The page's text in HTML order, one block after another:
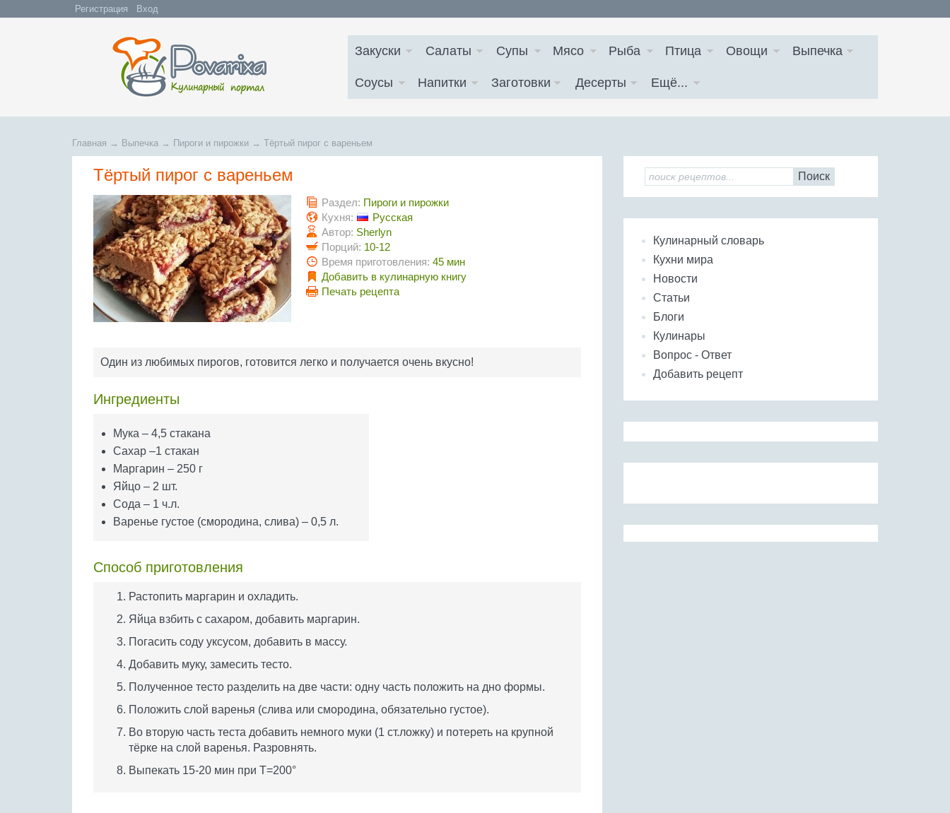
Регистрация Вход
Закуски Салаты Супы Мясо Рыба Птица Овощи Выпечка
Соусы Напитки Заготовки Десерты Ещё...
Главная → Выпечка → Пироги и пирожки → Тёртый пирог с вареньем
Тёртый пирог с вареньем
Раздел: Пироги и пирожки
Кухня:
Русская
Автор: Sherlyn
Порций: 10-12
Время приготовления: 45 мин
Добавить в кулинарную книгу
Печать рецепта
Один из любимых пирогов, готовится легко и получается очень вкусно!
Ингредиенты
Мука – 4,5 стакана
Сахар –1 стакан
Маргарин – 250 г
Яйцо – 2 шт.
Сода – 1 ч.л.
Варенье густое (смородина, слива) – 0,5 л.
Способ приготовления
Растопить маргарин и охладить.
Яйца взбить с сахаром, добавить маргарин.
Погасить соду уксусом, добавить в массу.
Добавить муку, замесить тесто.
Полученное тесто разделить на две части: одну часть положить на дно формы.
Положить слой варенья (слива или смородина, обязательно густое).
Во вторую часть теста добавить немного муки (1 ст.ложку) и потереть на крупной
тёрке на слой варенья. Разровнять.
Выпекать 15-20 мин при Т=200°
Поиск
Кулинарный словарь
Кухни мира
Новости
Статьи
Блоги
Кулинары
Вопрос - Ответ
Добавить рецепт